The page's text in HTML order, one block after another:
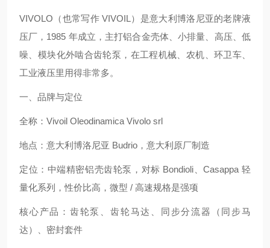
VIVOLO（也常写作 VIVOIL）是意大利博洛尼亚的老牌液
压厂，1985 年成立，主打铝合金壳体、小排量、高压、低
噪、模块化外啮合齿轮泵，在工程机械、农机、环卫车、
工业液压里用得非常多。
一、品牌与定位
全称：Vivoil Oleodinamica Vivolo srl
地点：意大利博洛尼亚 Budrio，意大利原厂制造
定位：中端精密铝壳齿轮泵，对标 Bondioli、Casappa 轻
量化系列，性价比高，微型 / 高速规格是强项
核心产品：齿轮泵、齿轮马达、同步分流器（同步马
达）、密封套件